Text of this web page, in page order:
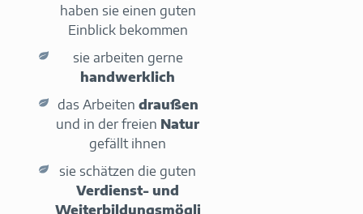
haben sie einen guten
Einblick bekommen
sie arbeiten gerne
handwerklich
das Arbeiten draußen
und in der freien Natur
gefällt ihnen
sie schätzen die guten
Verdienst- und
Weiterbildungsmöglichkeiten